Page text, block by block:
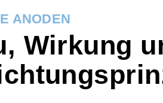
ANODEN
Wirkung